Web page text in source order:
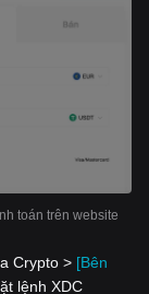
toán trên website
Crypto > [Bên
lệnh XDC